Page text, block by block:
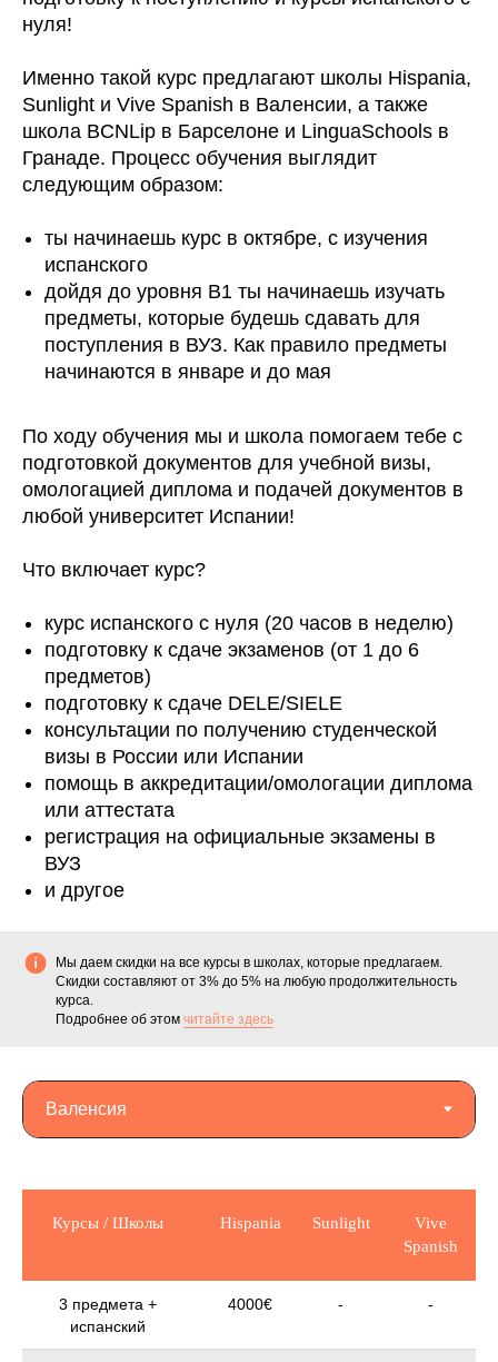
нуля!
Именно такой курс предлагают школы Hispania,
Sunlight и Vive Spanish в Валенсии, а также
школа BCNLip в Барселоне и LinguaSchools в
Гранаде. Процесс обучения выглядит
следующим образом:
ты начинаешь курс в октябре, с изучения
испанского
дойдя до уровня B1 ты начинаешь изучать
предметы, которые будешь сдавать для
поступления в ВУЗ. Как правило предметы
начинаются в январе и до мая
По ходу обучения мы и школа помогаем тебе с
подготовкой документов для учебной визы,
омологацией диплома и подачей документов в
любой университет Испании!
Что включает курс?
курс испанского с нуля (20 часов в неделю)
подготовку к сдаче экзаменов (от 1 до 6
предметов)
подготовку к сдаче DELE/SIELE
консультации по получению студенческой
визы в России или Испании
помощь в аккредитации/омологации диплома
или аттестата
регистрация на официальные экзамены в
ВУЗ
и другое
Мы даем скидки на все курсы в школах, которые предлагаем.
Скидки составляют от 3% до 5% на любую продолжительность
курса.
Подробнее об этом читайте здесь
Курсы / Школы Hispania Sunlight
Vive
Spanish
3 предмета +
испанский
4000€ - -